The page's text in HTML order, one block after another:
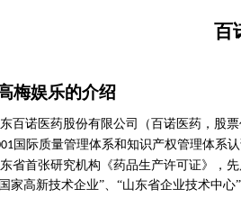
百
梅娱乐的介绍
百诺医药股份有限公司（百诺医药，股
国际质量管理体系和知识产权管理体系
省首张研究机构《药品生产许可证》，
家高新技术企业”、“山东省企业技术中心